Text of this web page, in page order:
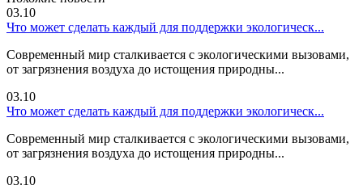
03.10
Что может сделать каждый для поддержки экологическ...
Современный мир сталкивается с экологическими вызовами,
от загрязнения воздуха до истощения природны...
03.10
Что может сделать каждый для поддержки экологическ...
Современный мир сталкивается с экологическими вызовами,
от загрязнения воздуха до истощения природны...
03.10